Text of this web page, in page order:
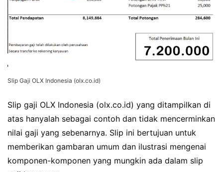
Slip Gaji OLX Indonesia (olx.co.id)
Slip gaji OLX Indonesia (olx.co.id) yang ditampilkan di
atas hanyalah sebagai contoh dan tidak mencerminkan
nilai gaji yang sebenarnya. Slip ini bertujuan untuk
memberikan gambaran umum dan ilustrasi mengenai
komponen-komponen yang mungkin ada dalam slip